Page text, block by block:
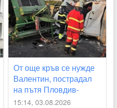
От още кръв се нужде
Валентин, пострадал
на пътя Пловдив-
Карлово
15:14, 03.08.2026